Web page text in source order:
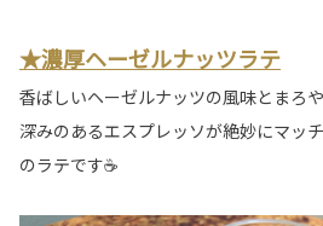
★濃厚ヘーゼルナッツラテ
香ばしいヘーゼルナッツの風味とまろや
深みのあるエスプレッソが絶妙にマッ
のラテです☕